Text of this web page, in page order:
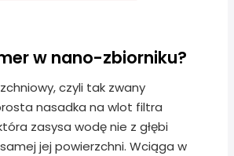
w nano-zbiorniku?
czyli tak zwany
nasadka na wlot filtra
zasysa wodę nie z głębi
jej powierzchni. Wciąga w